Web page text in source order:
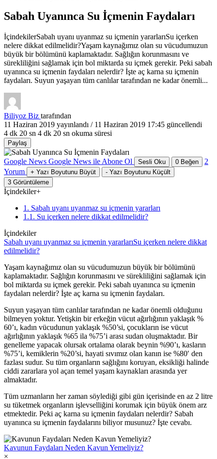
Sabah Uyanınca Su İçmenin Faydaları
İçindekilerSabah uyanı uyanmaz su içmenin yararlarıSu içerken
nelere dikkat edilmelidir?Yaşam kaynağımız olan su vücudumuzun
büyük bir bölümünü kaplamaktadır. Sağlığın korunmasını ve
sürekliliğini sağlamak için bol miktarda su içmek gerekir. Peki sabah
uyanınca su içmenin faydaları nelerdir? İşte aç karna su içmenin
faydaları. Suyun yaşayan tüm canlılar tarafından ne kadar önemli...
Biliyoz Biz tarafından
11 Haziran 2019 yayınlandı / 11 Haziran 2019 17:45 güncellendi
4 dk 20 sn 4 dk 20 sn okuma süresi
Paylaş
Google News Google News ile Abone Ol Sesli Oku 0 Beğen
2
Yorum
+ Yazı Boyutunu Büyüt - Yazı Boyutunu Küçült
3 Görüntüleme
İçindekiler+
1. Sabah uyanı uyanmaz su içmenin yararları
1.1. Su içerken nelere dikkat edilmelidir?
İçindekiler
Sabah uyanı uyanmaz su içmenin yararlarıSu içerken nelere dikkat
edilmelidir?
Yaşam kaynağımız olan su vücudumuzun büyük bir bölümünü
kaplamaktadır. Sağlığın korunmasını ve sürekliliğini sağlamak için
bol miktarda su içmek gerekir. Peki sabah uyanınca su içmenin
faydaları nelerdir? İşte aç karna su içmenin faydaları.
Suyun yaşayan tüm canlılar tarafından ne kadar önemli olduğunu
bilmeyen yoktur. Yetişkin bir erkeğin vücut ağırlığının yaklaşık %
60’ı, kadın vücudunun yaklaşık %50’si, çocukların ise vücut
ağırlığının yaklaşık %65 ila %75’i arası sudan oluşmaktadır. Bir
genelleme yapacak olursak ortalama olarak beynin %90’ı, kasların
%75’i, kemiklerin %20’si, hayati sıvımız olan kanın ise %80′ den
fazlası sudur. Su tüm organların sağlığını koruyan, eksikliği halinde
ciddi zararlara yol açan temel yaşam kaynakları arasında yer
almaktadır.
Tüm uzmanların her zaman söylediği gibi gün içerisinde en az 2 litre
su tüketmek organların işlevselliğini korumak için büyük önem arz
etmektedir. Peki aç karna su içmenin faydaları nelerdir? Sabah
uyanınca su içmenin faydalarını biliyor musunuz? İşte cevabı.
Kavunun Faydaları Neden Kavun Yemeliyiz?
×